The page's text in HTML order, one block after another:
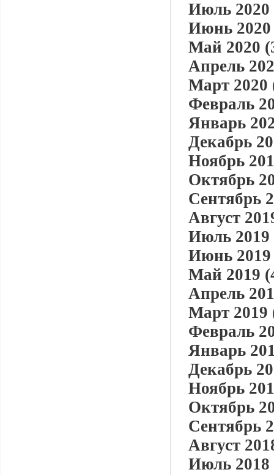
Июль 2020
Июнь 2020
Май 2020
Апрель
Март 2020
Февраль
Январь
Декабрь
Ноябрь
Октябрь
Сентябрь
Август
Июль 2019
Июнь 2019
Май 2019
Апрель
Март 2019
Февраль
Январь
Декабрь
Ноябрь
Октябрь
Сентябрь
Август
Июль 2018